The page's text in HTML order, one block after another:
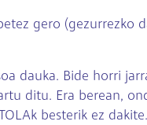
gero (gezurrezko
dauka. Bide horri
ditu. Era berean,
besterik ez dakite.